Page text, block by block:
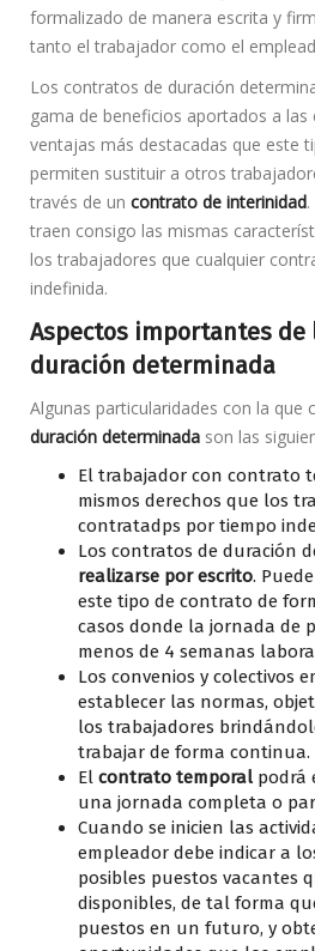
formalizado de manera escrita y
tanto el trabajador como el
Los contratos de duración
gama de beneficios aportados a las
ventajas más destacadas que este
permiten sustituir a otros
través de un contrato de interinidad
traen consigo las mismas
los trabajadores que cualquier
indefinida.
Aspectos importantes de
duración determinada
Algunas particularidades con la que
duración determinada son las
El trabajador con contrato
mismos derechos que los
contratadps por tiempo
Los contratos de duración
realizarse por escrito.
este tipo de contrato de
casos donde la jornada de
menos de 4 semanas
Los convenios y colectivos
establecer las normas,
los trabajadores
trabajar de forma continua.
El contrato temporal podrá
una jornada completa o
Cuando se inicien las
empleador debe indicar a
posibles puestos vacantes
disponibles, de tal forma
puestos en un futuro, y